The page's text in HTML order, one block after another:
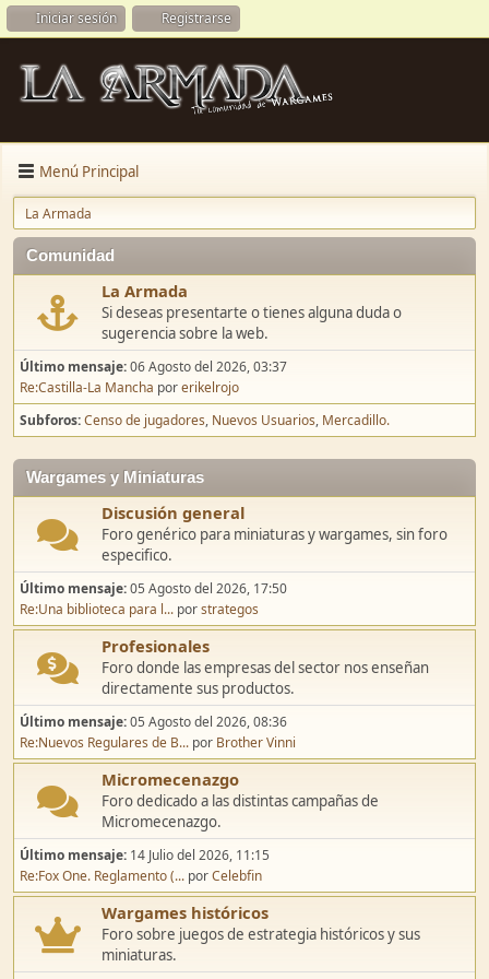
Iniciar sesión Registrarse
Menú Principal
La Armada
Comunidad
La Armada
Si deseas presentarte o tienes alguna duda o
sugerencia sobre la web.
Último mensaje:06 Agosto del 2026, 03:37
Re:Castilla-La Mancha porerikelrojo
Subforos Censo de jugadores Nuevos Usuarios Mercadillo.
Wargames y Miniaturas
Discusión general
Foro genérico para miniaturas y wargames, sin foro
especifico.
Último mensaje:05 Agosto del 2026, 17:50
Re:Una biblioteca para l... porstrategos
Profesionales
Foro donde las empresas del sector nos enseñan
directamente sus productos.
Último mensaje:05 Agosto del 2026, 08:36
Re:Nuevos Regulares de B... por Brother Vinni
Micromecenazgo
Foro dedicado a las distintas campañas de
Micromecenazgo.
Último mensaje: 14 Julio del 2026, 11:15
Re:Fox One. Reglamento (... porCelebfin
Wargames históricos
Foro sobre juegos de estrategia históricos y sus
miniaturas.